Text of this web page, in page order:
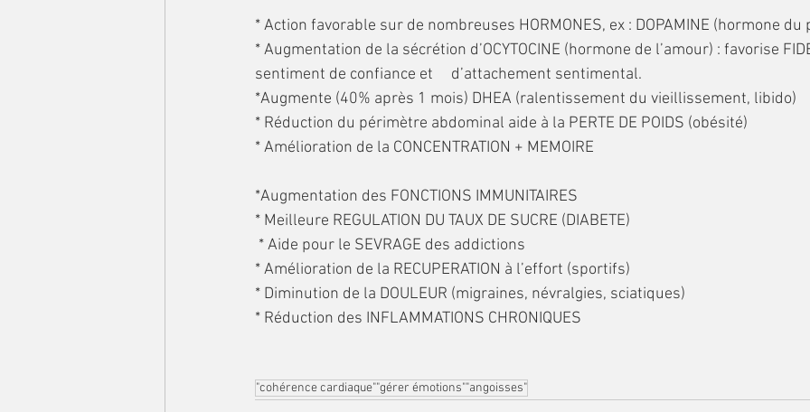
* Action favorable sur de nombreuses HORMONES, ex : DOPAMINE (hormone du
* Augmentation de la sécrétion d’OCYTOCINE (hormone de l’amour) : favorise
sentiment de confiance et     d’attachement sentimental.
*Augmente (40% après 1 mois) DHEA (ralentissement du vieillissement, libido)
* Réduction du périmètre abdominal aide à la PERTE DE POIDS (obésité)
* Amélioration de la CONCENTRATION + MEMOIRE
*Augmentation des FONCTIONS IMMUNITAIRES
* Meilleure REGULATION DU TAUX DE SUCRE (DIABETE)
* Aide pour le SEVRAGE des addictions
* Amélioration de la RECUPERATION à l’effort (sportifs)
* Diminution de la DOULEUR (migraines, névralgies, sciatiques)
* Réduction des INFLAMMATIONS CHRONIQUES
"cohérence cardiaque""gérer émotions""angoisses"